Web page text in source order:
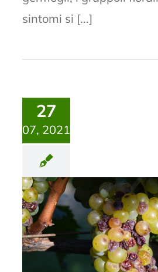
sintomi si [...]
27
07, 2021